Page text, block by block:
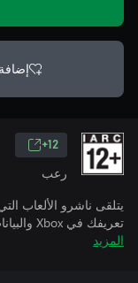
12+
رعب
يتلقى ناشرو الألعاب
تعريفك في Xbox والبيانات المقترنة بينما تمارس الألعاب.
المزيد